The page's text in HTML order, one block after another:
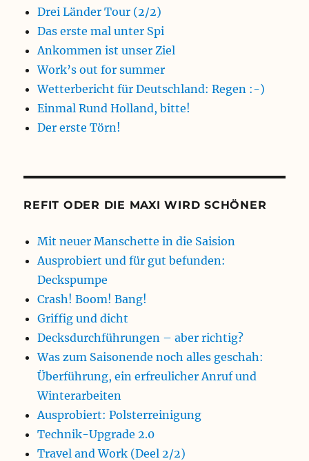
Drei Länder Tour (2/2)
Das erste mal unter Spi
Ankommen ist unser Ziel
Work’s out for summer
Wetterbericht für Deutschland: Regen :-)
Einmal Rund Holland, bitte!
Der erste Törn!
REFIT ODER DIE MAXI WIRD SCHÖNER
Mit neuer Manschette in die Saision
Ausprobiert und für gut befunden:
Deckspumpe
Crash! Boom! Bang!
Griffig und dicht
Decksdurchführungen – aber richtig?
Was zum Saisonende noch alles geschah:
Überführung, ein erfreulicher Anruf und
Winterarbeiten
Ausprobiert: Polsterreinigung
Technik-Upgrade 2.0
Travel and Work (Deel 2/2)